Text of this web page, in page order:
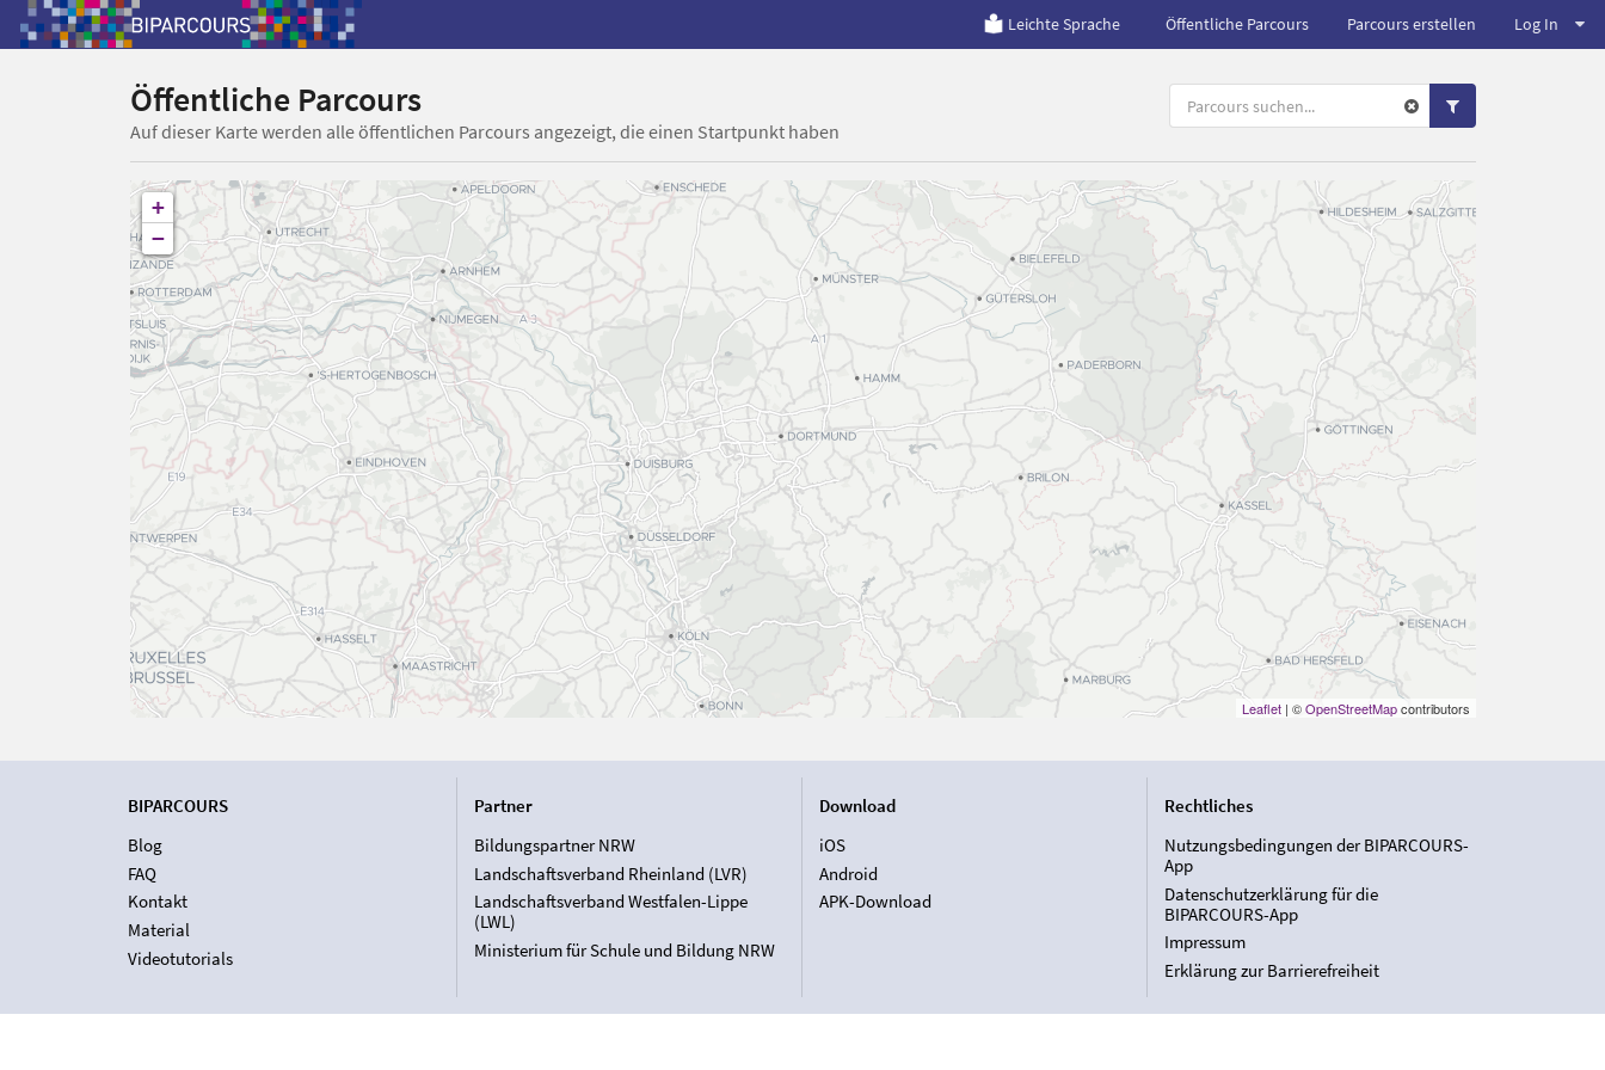
Leichte Sprache Öffentliche Parcours Parcours erstellen Log In
Öffentliche Parcours
Auf dieser Karte werden alle öffentlichen Parcours angezeigt, die einen Startpunkt haben
+
−
Leaflet| ©OpenStreetMapcontributors
BIPARCOURS
Blog
FAQ
Kontakt
Material
Videotutorials
Partner
Bildungspartner NRW
Landschaftsverband Rheinland (LVR)
Landschaftsverband Westfalen-Lippe
(LWL)
Ministerium für Schule und Bildung NRW
Download
iOS
Android
APK-Download
Rechtliches
Nutzungsbedingungen der BIPARCOURS-
App
Datenschutzerklärung für die
BIPARCOURS-App
Impressum
Erklärung zur Barrierefreiheit